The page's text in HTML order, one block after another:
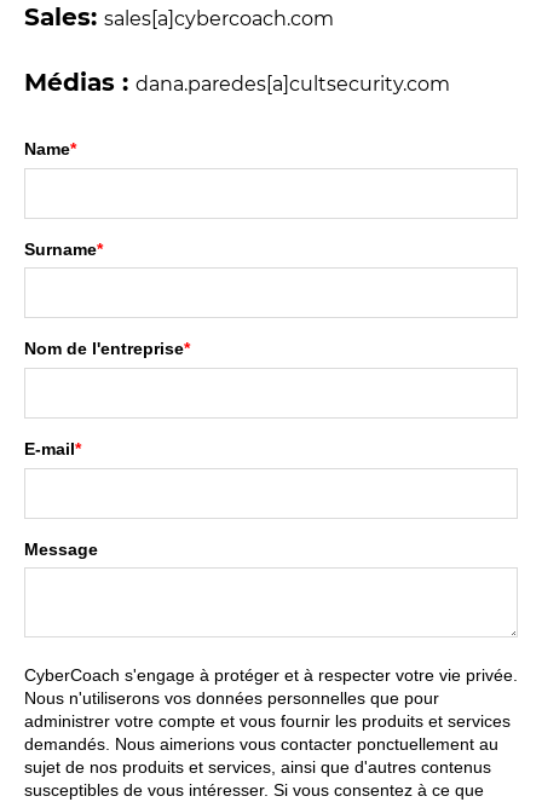
Sales: sales[a]cybercoach.com
Médias : dana.paredes[a]cultsecurity.com
Name*
Surname*
Nom de l'entreprise*
E-mail*
Message
CyberCoach s'engage à protéger et à respecter votre vie privée.
Nous n'utiliserons vos données personnelles que pour
administrer votre compte et vous fournir les produits et services
demandés. Nous aimerions vous contacter ponctuellement au
sujet de nos produits et services, ainsi que d'autres contenus
susceptibles de vous intéresser. Si vous consentez à ce que